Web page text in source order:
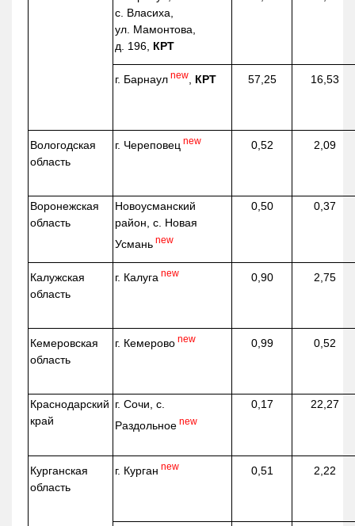
с. Власиха,
ул. Мамонтова,
д. 196, КРТ
г. Барнаул new КРТ 57,25 16,53
Вологодская
область
г. Череповец new 0,52 2,09
Воронежская
область
Новоусманский
район, с. Новая
Усмань new
0,50 0,37
Калужская
область
г. Калуга new 0,90 2,75
Кемеровская
область
г. Кемерово new 0,99 0,52
Краснодарский
край
г. Сочи, с.
Раздольное new
0,17 22,27
Курганская
область
г. Курган new 0,51 2,22